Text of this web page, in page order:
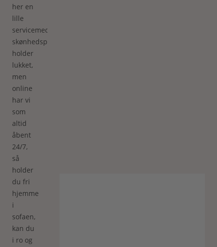
her en
lille
servicemeddelelse:
skønhedspavillonen
holder
lukket,
men
online
har vi
som
altid
åbent
24/7,
så
holder
du fri
hjemme
i
sofaen,
kan du
i ro og